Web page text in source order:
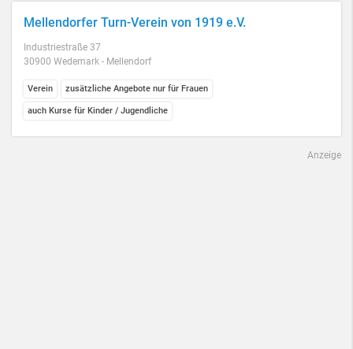
Mellendorfer Turn-Verein von 1919 e.V.
Industriestraße 37
30900 Wedemark - Mellendorf
Verein zusätzliche Angebote nur für Frauen
auch Kurse für Kinder / Jugendliche
Anzeige